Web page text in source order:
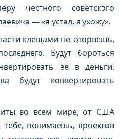
честного советского
— «я устал, я ухожу».
клещами не оторвешь,
Будут бороться
ее в деньги,
будут конвертировать
во всем мире, от США
понимаешь, проектов